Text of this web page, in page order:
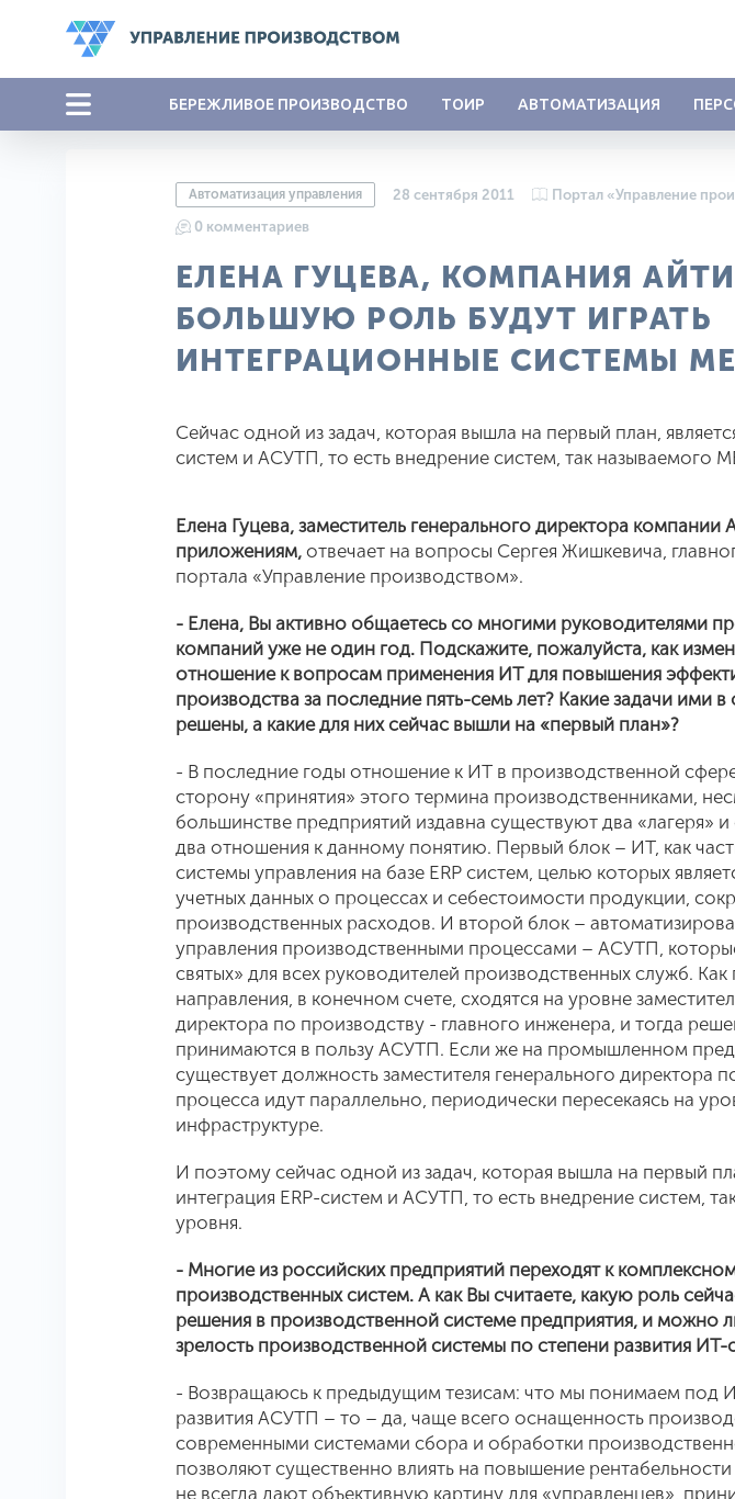
БЕРЕЖЛИВОЕ ПРОИЗВОДСТВО ТОИР АВТОМАТИЗАЦИЯ
Автоматизация управления 28 сентября 2011
Портал «Управление
0 комментариев
ЕЛЕНА ГУЦЕВА, КОМПАНИЯ
БОЛЬШУЮ РОЛЬ БУДУТ ИГРАТЬ
ИНТЕГРАЦИОННЫЕ СИСТЕМЫ
Сейчас одной из задач, которая вышла на первый план,
систем и АСУТП, то есть внедрение систем, так называемого
Елена Гуцева, заместитель генерального директора компании
приложениям, отвечает на вопросы Сергея Жишкевича,
портала «Управление производством».
- Елена, Вы активно общаетесь со многими руководителями
компаний уже не один год. Подскажите, пожалуйста, как
отношение к вопросам применения ИТ для повышения
производства за последние пять-семь лет? Какие задачи ими
решены, а какие для них сейчас вышли на «первый план»?
- В последние годы отношение к ИТ в производственной
сторону «принятия» этого термина производственниками,
большинстве предприятий издавна существуют два «лагеря»
два отношения к данному понятию. Первый блок – ИТ, как
системы управления на базе ERP систем, целью которых
учетных данных о процессах и себестоимости продукции,
производственных расходов. И второй блок –
управления производственными процессами – АСУТП,
святых» для всех руководителей производственных служб. Как
направления, в конечном счете, сходятся на уровне
директора по производству - главного инженера, и тогда
принимаются в пользу АСУТП. Если же на промышленном
существует должность заместителя генерального директора
процесса идут параллельно, периодически пересекаясь на
инфраструктуре.
И поэтому сейчас одной из задач, которая вышла на первый
интеграция ERP-систем и АСУТП, то есть внедрение систем,
уровня.
- Многие из российских предприятий переходят к
производственных систем. А как Вы считаете, какую роль
решения в производственной системе предприятия, и можно
зрелость производственной системы по степени развития
- Возвращаюсь к предыдущим тезисам: что мы понимаем под
развития АСУТП – то – да, чаще всего оснащенность
современными системами сбора и обработки
позволяют существенно влиять на повышение
не всегда дают объективную картину для «управленцев»,